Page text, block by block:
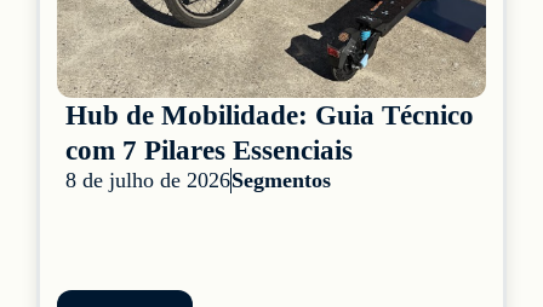
Hub de Mobilidade: Guia Técnico
com 7 Pilares Essenciais
8 de julho de 2026Segmentos